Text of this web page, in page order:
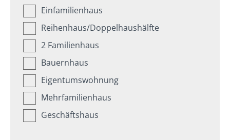
Einfamilienhaus
Reihenhaus/Doppelhaushälfte
2 Familienhaus
Bauernhaus
Eigentumswohnung
Mehrfamilienhaus
Geschäftshaus